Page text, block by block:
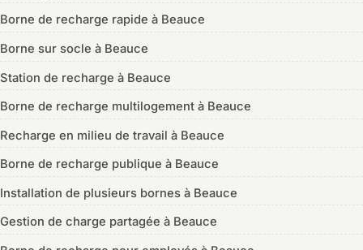
Borne de recharge rapide à Beauce
Borne sur socle à Beauce
Station de recharge à Beauce
Borne de recharge multilogement à Beauce
Recharge en milieu de travail à Beauce
Borne de recharge publique à Beauce
Installation de plusieurs bornes à Beauce
Gestion de charge partagée à Beauce